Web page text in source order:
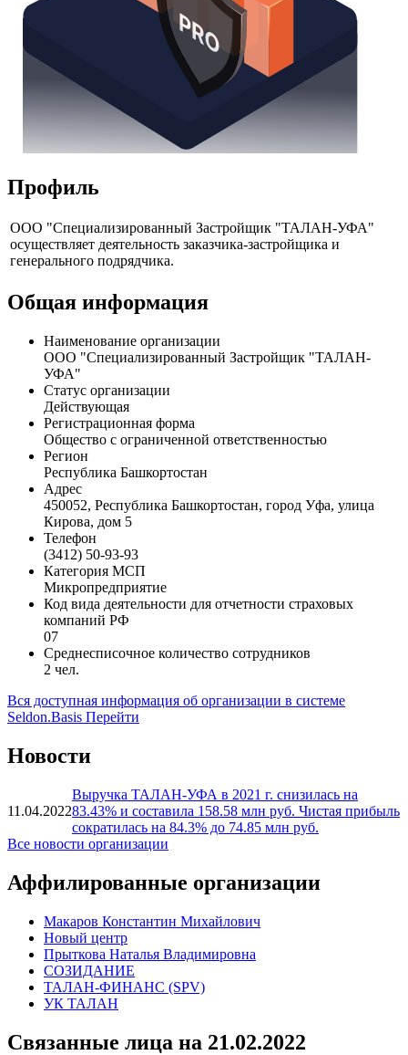
Профиль
ООО "Специализированный Застройщик "ТАЛАН-УФА"
осуществляет деятельность заказчика-застройщика и
генерального подрядчика.
Общая информация
Наименование организации
ООО "Специализированный Застройщик "ТАЛАН-
УФА"
Статус организации
Действующая
Регистрационная форма
Общество с ограниченной ответственностью
Регион
Республика Башкортостан
Адрес
450052, Республика Башкортостан, город Уфа, улица
Кирова, дом 5
Телефон
(3412) 50-93-93
Категория МСП
Микропредприятие
Код вида деятельности для отчетности страховых
компаний РФ
07
Среднесписочное количество сотрудников
2 чел.
Вся доступная информация об организации в системе
Seldon.Basis Перейти
Новости
11.04.2022
Выручка ТАЛАН-УФА в 2021 г. снизилась на
83.43% и составила 158.58 млн руб. Чистая прибыль
сократилась на 84.3% до 74.85 млн руб.
Все новости организации
Аффилированные организации
Макаров Константин Михайлович
Новый центр
Прыткова Наталья Владимировна
СОЗИДАНИЕ
ТАЛАН-ФИНАНС (SPV)
УК ТАЛАН
Связанные лица на 21.02.2022